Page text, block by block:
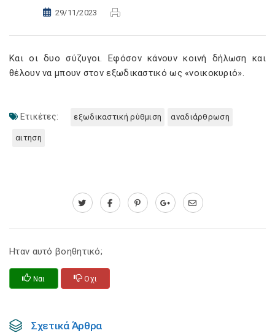
29/11/2023
Και οι δυο σύζυγοι. Εφόσον κάνουν κοινή δήλωση και
θέλουν να μπουν στον εξωδικαστικό ως «νοικοκυριό».
Ετικέτες: εξωδικαστική ρύθμιση αναδιάρθρωση
αιτηση
Ηταν αυτό βοηθητικό;
Ναι Οχι
Σχετικά Άρθρα